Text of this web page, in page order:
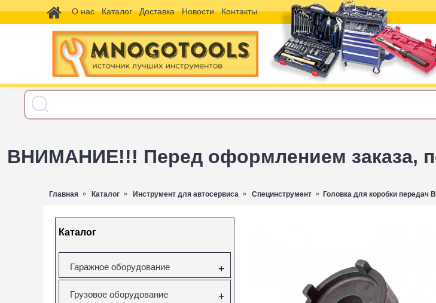
О нас Каталог Доставка Новости Контакты
ВНИМАНИЕ!!! Перед оформлением заказа,
Главная Каталог Инструмент для автосервиса Специнструмент Головка для коробки передач
Каталог
Гаражное оборудование +
Грузовое оборудование +